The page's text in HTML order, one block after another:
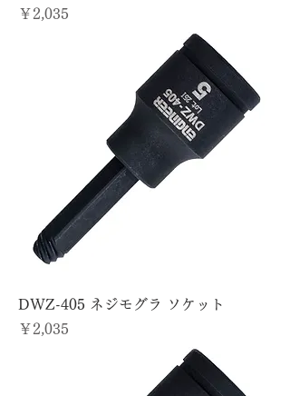
価格
￥2,035
DWZ-405 ネジモグラ ソケット
価格
￥2,035